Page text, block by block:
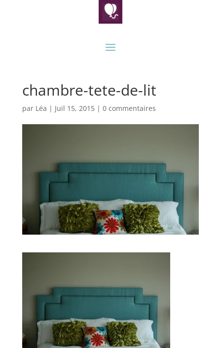
chambre-tete-de-lit
par Léa | Juil 15, 2015| 0 commentaires